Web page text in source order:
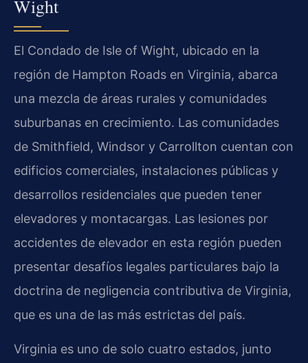
Wight
El Condado de Isle of Wight, ubicado en la
región de Hampton Roads en Virginia, abarca
una mezcla de áreas rurales y comunidades
suburbanas en crecimiento. Las comunidades
de Smithfield, Windsor y Carrollton cuentan con
edificios comerciales, instalaciones públicas y
desarrollos residenciales que pueden tener
elevadores y montacargas. Las lesiones por
accidentes de elevador en esta región pueden
presentar desafíos legales particulares bajo la
doctrina de negligencia contributiva de Virginia,
que es una de las más estrictas del país.
Virginia es uno de solo cuatro estados, junto